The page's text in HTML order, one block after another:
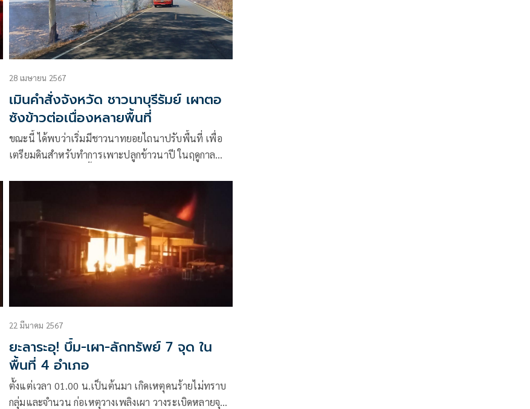
28 เมษายน 2567
เมินคำสั่งจังหวัด ชาวนาบุรีรัมย์ เผาตอ
ซังข้าวต่อเนื่องหลายพื้นที่
ขณะนี้ ได้พบว่าเริ่มมีชาวนาทยอยไถนาปรับพื้นที่ เพื่อ
เตรียมดินสำหรับทำการเพาะปลูกข้าวนาปี ในฤดูกาล
22 มีนาคม 2567
ยะลาระอุ! บึ้ม-เผา-ลักทรัพย์ 7 จุด ใน
พื้นที่ 4 อำเภอ
ตั้งแต่เวลา 01.00 น.เป็นต้นมา เกิดเหตุคนร้ายไม่ทราบ
กลุ่มและจำนวน ก่อเหตุวางเพลิงเผา วางระเบิดหลายจุด